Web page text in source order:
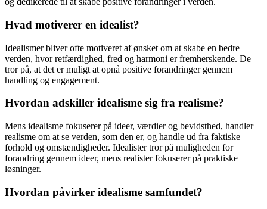
Hvad motiverer en idealist?
Idealismer bliver ofte motiveret af ønsket om at skabe en bedre
verden, hvor retfærdighed, fred og harmoni er fremherskende. De
tror på, at det er muligt at opnå positive forandringer gennem
handling og engagement.
Hvordan adskiller idealisme sig fra realisme?
Mens idealisme fokuserer på ideer, værdier og bevidsthed, handler
realisme om at se verden, som den er, og handle ud fra faktiske
forhold og omstændigheder. Idealister tror på muligheden for
forandring gennem ideer, mens realister fokuserer på praktiske
løsninger.
Hvordan påvirker idealisme samfundet?